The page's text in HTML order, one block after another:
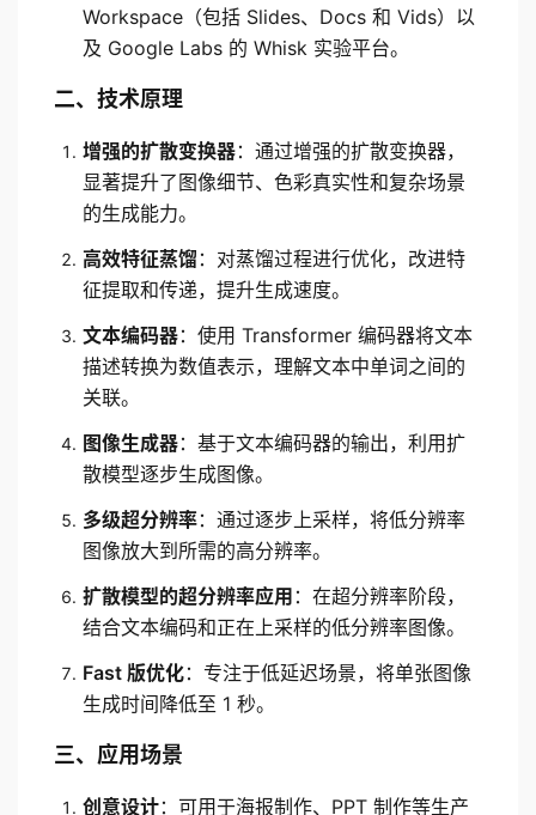
Workspace（包括 Slides、Docs 和 Vids）以
及 Google Labs 的 Whisk 实验平台。
二、技术原理
增强的扩散变换器：通过增强的扩散变换器，
显著提升了图像细节、色彩真实性和复杂场景
的生成能力。
高效特征蒸馏 ：对蒸馏过程进行优化，改进特
征提取和传递，提升生成速度。
文本编码器：使用 Transformer 编码器将文本
描述转换为数值表示，理解文本中单词之间的
关联。
图像生成器：基于文本编码器的输出，利用扩
散模型逐步生成图像。
多级超分辨率：通过逐步上采样，将低分辨率
图像放大到所需的高分辨率。
扩散模型的超分辨率应用 ：在超分辨率阶段，
结合文本编码和正在上采样的低分辨率图像。
Fast 版优化：专注于低延迟场景，将单张图像
生成时间降低至 1 秒。
三、应用场景
创意设计：可用于海报制作、PPT 制作等生产